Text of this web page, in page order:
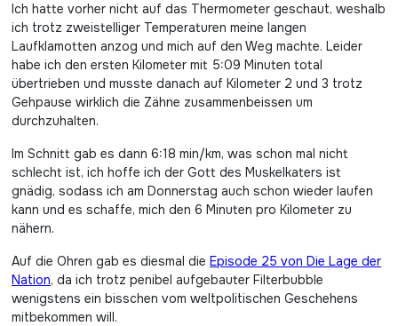
Ich hatte vorher nicht auf das Thermometer geschaut, weshalb
ich trotz zweistelliger Temperaturen meine langen
Laufklamotten anzog und mich auf den Weg machte. Leider
habe ich den ersten Kilometer mit 5:09 Minuten total
übertrieben und musste danach auf Kilometer 2 und 3 trotz
Gehpause wirklich die Zähne zusammenbeissen um
durchzuhalten.
Im Schnitt gab es dann 6:18 min/km, was schon mal nicht
schlecht ist, ich hoffe ich der Gott des Muskelkaters ist
gnädig, sodass ich am Donnerstag auch schon wieder laufen
kann und es schaffe, mich den 6 Minuten pro Kilometer zu
nähern.
Auf die Ohren gab es diesmal die Episode 25 von Die Lage der
Nation, da ich trotz penibel aufgebauter Filterbubble
wenigstens ein bisschen vom weltpolitischen Geschehens
mitbekommen will.